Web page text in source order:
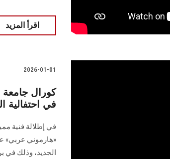
اقرأ المزيد
2026-01-01
كورال
في احتفالية
في إطلالة فنية
«هارموني عربي»
الجديد، وذلك في